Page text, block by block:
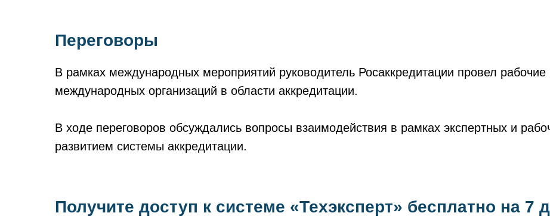
Переговоры
В рамках международных мероприятий руководитель Росаккредитации провел рабочие
международных организаций в области аккредитации.
В ходе переговоров обсуждались вопросы взаимодействия в рамках экспертных и
развитием системы аккредитации.
Получите доступ к системе «Техэксперт» бесплатно на 7